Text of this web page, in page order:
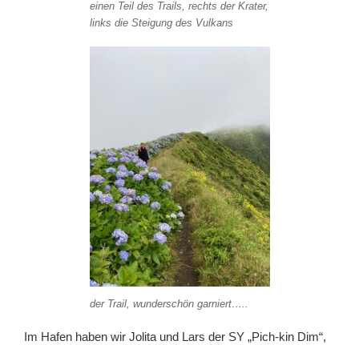
einen Teil des Trails, rechts der Krater,
links die Steigung des Vulkans
der Trail, wunderschön garniert…..
Im Hafen haben wir Jolita und Lars der SY „Pich-kin Dim“,